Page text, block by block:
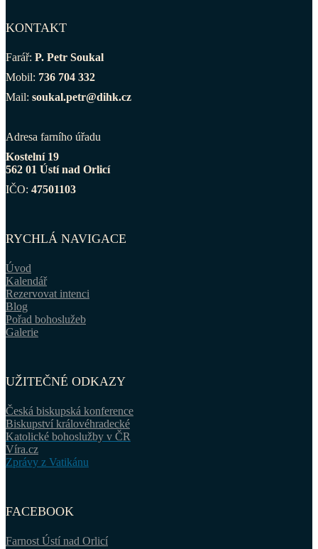
KONTAKT
Farář: P. Petr Soukal
Mobil: 736 704 332
Mail: soukal.petr@dihk.cz
Adresa farního úřadu
Kostelní 19
562 01 Ústí nad Orlicí
IČO: 47501103
RYCHLÁ NAVIGACE
Úvod
Kalendář
Rezervovat intenci
Blog
Pořad bohoslužeb
Galerie
UŽITEČNÉ ODKAZY
Česká biskupská konference
Biskupství královéhradecké
Katolické bohoslužby v ČR
Víra.cz
Zprávy z Vatikánu
FACEBOOK
Farnost Ústí nad Orlicí